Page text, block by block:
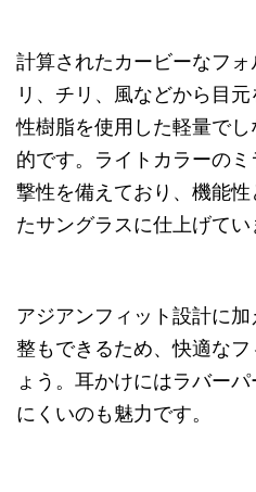
計算されたカービーなフ
リ、チリ、風などから目
性樹脂を使用した軽量で
的です。ライトカラーの
撃性を備えており、機能性
たサングラスに仕上げてい
アジアンフィット設計に
整もできるため、快適な
ょう。耳かけにはラバー
にくいのも魅力です。